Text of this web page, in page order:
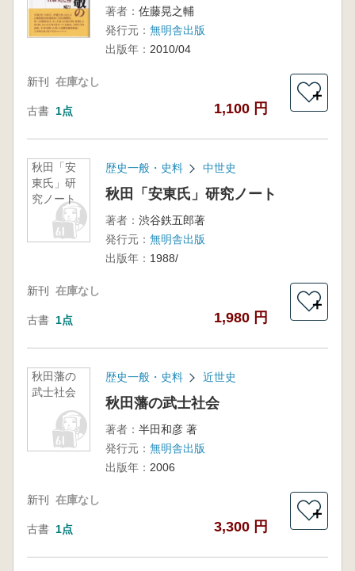
著者： 佐藤晃之輔
発行元： 無明舎出版
出版年： 2010/04
新刊 在庫なし
古書 1点 1,100 円
＋
秋田「安
東氏」研
究ノート
歴史一般・史料 中世史
秋田「安東氏」研究ノート
著者： 渋谷鉄五郎著
発行元： 無明舎出版
出版年： 1988/
新刊 在庫なし
古書 1点 1,980 円
＋
秋田藩の
武士社会
歴史一般・史料 近世史
秋田藩の武士社会
著者： 半田和彦 著
発行元： 無明舎出版
出版年： 2006
新刊 在庫なし
古書 1点 3,300 円
＋